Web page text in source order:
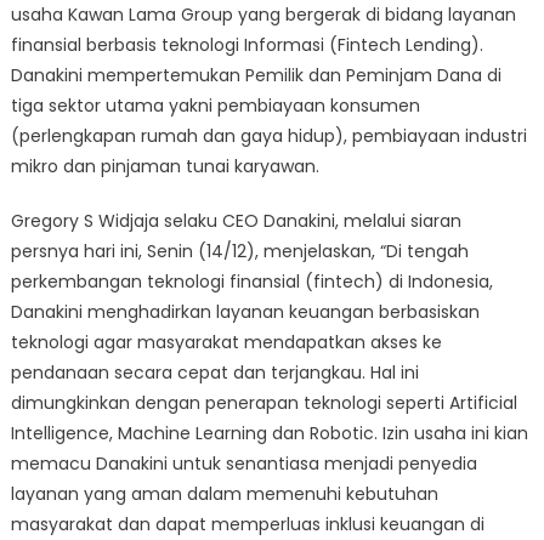
usaha Kawan Lama Group yang bergerak di bidang layanan
finansial berbasis teknologi Informasi (Fintech Lending).
Danakini mempertemukan Pemilik dan Peminjam Dana di
tiga sektor utama yakni pembiayaan konsumen
(perlengkapan rumah dan gaya hidup), pembiayaan industri
mikro dan pinjaman tunai karyawan.
Gregory S Widjaja selaku CEO Danakini, melalui siaran
persnya hari ini, Senin (14/12), menjelaskan, “Di tengah
perkembangan teknologi finansial (fintech) di Indonesia,
Danakini menghadirkan layanan keuangan berbasiskan
teknologi agar masyarakat mendapatkan akses ke
pendanaan secara cepat dan terjangkau. Hal ini
dimungkinkan dengan penerapan teknologi seperti Artificial
Intelligence, Machine Learning dan Robotic. Izin usaha ini kian
memacu Danakini untuk senantiasa menjadi penyedia
layanan yang aman dalam memenuhi kebutuhan
masyarakat dan dapat memperluas inklusi keuangan di